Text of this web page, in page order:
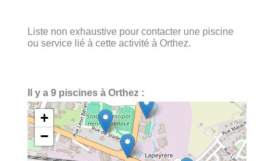
Liste non exhaustive pour contacter une piscine
ou service lié à cette activité à Orthez.
Il y a 9 piscines à Orthez :
+
−